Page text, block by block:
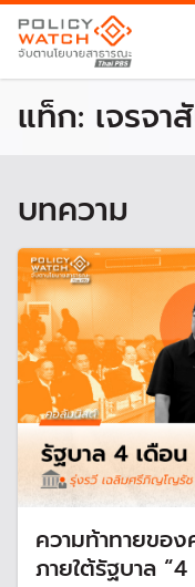
แท็ก: เจรจ
บทความ
ความท้าทายขอ
ภายใต้รัฐบาล “4